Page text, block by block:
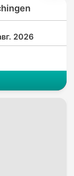
2026